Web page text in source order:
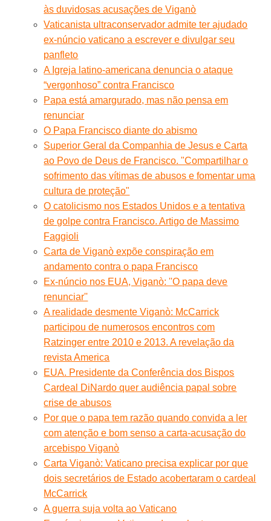
às duvidosas acusações de Viganò
Vaticanista ultraconservador admite ter ajudado
ex-núncio vaticano a escrever e divulgar seu
panfleto
A Igreja latino-americana denuncia o ataque
“vergonhoso” contra Francisco
Papa está amargurado, mas não pensa em
renunciar
O Papa Francisco diante do abismo
Superior Geral da Companhia de Jesus e Carta
ao Povo de Deus de Francisco. "Compartilhar o
sofrimento das vítimas de abusos e fomentar uma
cultura de proteção"
O catolicismo nos Estados Unidos e a tentativa
de golpe contra Francisco. Artigo de Massimo
Faggioli
Carta de Viganò expõe conspiração em
andamento contra o papa Francisco
Ex-núncio nos EUA, Viganò: ''O papa deve
renunciar''
A realidade desmente Viganò: McCarrick
participou de numerosos encontros com
Ratzinger entre 2010 e 2013. A revelação da
revista America
EUA. Presidente da Conferência dos Bispos
Cardeal DiNardo quer audiência papal sobre
crise de abusos
Por que o papa tem razão quando convida a ler
com atenção e bom senso a carta-acusação do
arcebispo Viganò
Carta Viganò: Vaticano precisa explicar por que
dois secretários de Estado acobertaram o cardeal
McCarrick
A guerra suja volta ao Vaticano